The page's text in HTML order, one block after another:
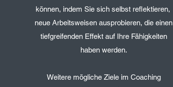
können, indem Sie sich selbst reflektieren,
neue Arbeitsweisen ausprobieren, die einen
tiefgreifenden Effekt auf Ihre Fähigkeiten
haben werden.
Weitere mögliche Ziele im Coaching